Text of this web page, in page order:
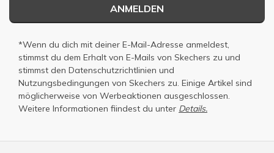
ANMELDEN
*Wenn du dich mit deiner E-Mail-Adresse anmeldest,
stimmst du dem Erhalt von E-Mails von Skechers zu und
stimmst den Datenschutzrichtlinien und
Nutzungsbedingungen von Skechers zu. Einige Artikel sind
möglicherweise von Werbeaktionen ausgeschlossen.
Weitere Informationen fiindest du unter Details.